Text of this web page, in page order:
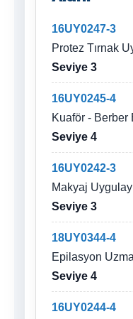
16UY0247-3
Protez Tırnak
Seviye 3
16UY0245-4
Kuaför - Berber
Seviye 4
16UY0242-3
Makyaj
Seviye 3
18UY0344-4
Epilasyon
Seviye 4
16UY0244-4